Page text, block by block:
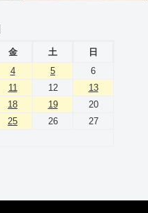
金 土
日
4 5
6
11 12
13
18 19
20
25 26
27